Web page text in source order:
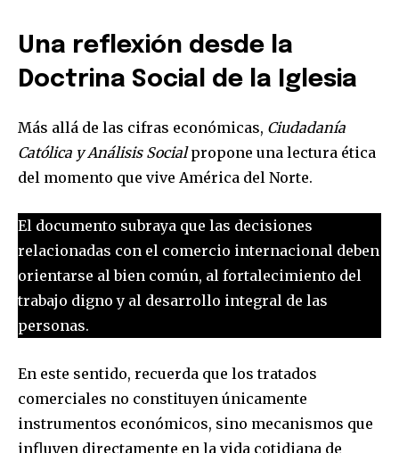
Una reflexión desde la
Doctrina Social de la Iglesia
Más allá de las cifras económicas, Ciudadanía
Católica y Análisis Socialpropone una lectura ética
del momento que vive América del Norte.
El documento subraya que las decisiones
relacionadas con el comercio internacional deben
orientarse al bien común, al fortalecimiento del
trabajo digno y al desarrollo integral de las
personas.
En este sentido, recuerda que los tratados
comerciales no constituyen únicamente
instrumentos económicos, sino mecanismos que
influyen directamente en la vida cotidiana de